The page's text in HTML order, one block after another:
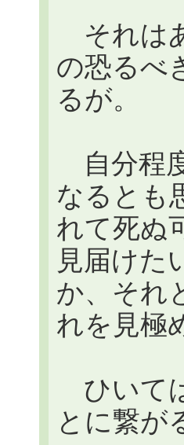
それは
の恐るべ
るが。
自分程
なるとも
れて死ぬ
見届けた
か、それ
れを見
ひいて
とに繋